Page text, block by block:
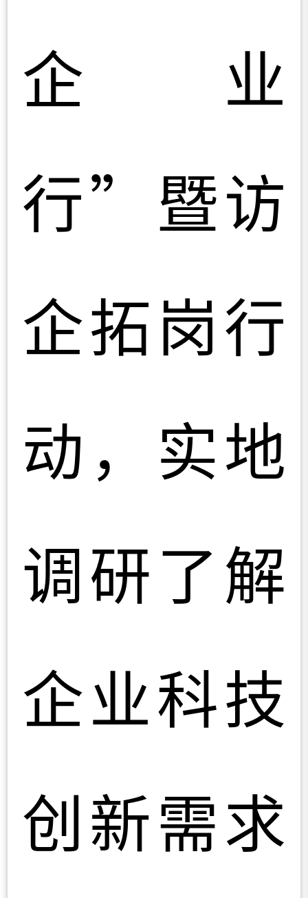
企业
行”暨访
企拓岗行
动，实地
调研了解
企业科技
创新需求